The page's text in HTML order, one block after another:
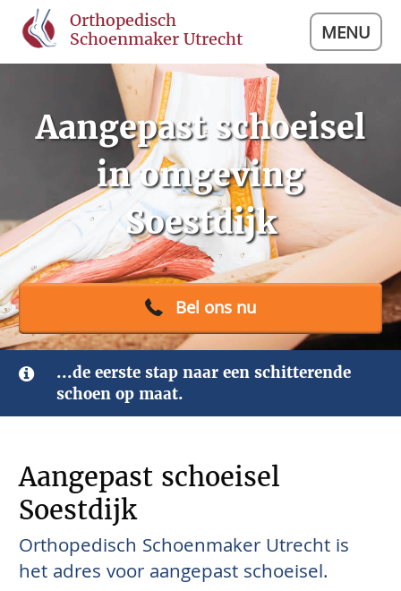
Orthopedisch
Schoenmaker Utrecht
MENU
Aangepast schoeisel
in omgeving
Soestdijk
Bel ons nu
...de eerste stap naar een schitterende
schoen op maat.
Aangepast schoeisel
Soestdijk
Orthopedisch Schoenmaker Utrecht is
het adres voor aangepast schoeisel.